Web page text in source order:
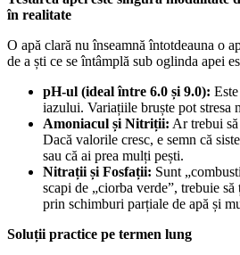
în realitate
O apă clară nu înseamnă întotdeauna o
de a ști ce se întâmplă sub oglinda apei
pH-ul (ideal între 6.0 și 9.0):
iazului. Variațiile bruște pot stresa
Amoniacul și Nitriții: Ar trebui
Dacă valorile cresc, e semn că
sau că ai prea mulți pești.
Nitrații și Fosfații: Sunt
scapi de „ciorba verde”, trebuie
prin schimburi parțiale de apă și
Soluții practice pe termen lung